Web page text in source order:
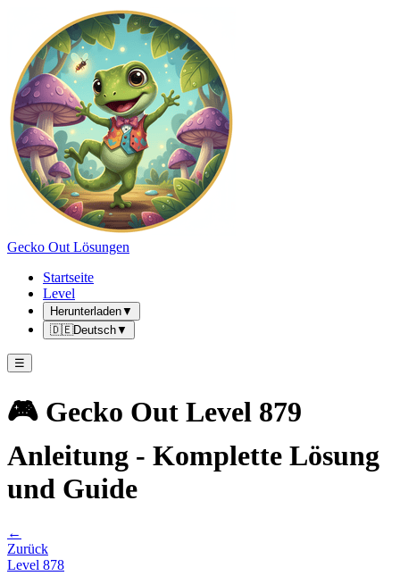
Gecko Out Lösungen
Startseite
Level
Herunterladen▼
🇩🇪Deutsch▼
☰
🎮 Gecko Out Level 879
Anleitung - Komplette Lösung
und Guide
←
Zurück
Level 878